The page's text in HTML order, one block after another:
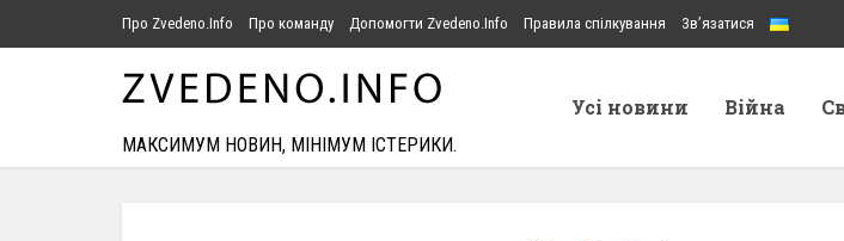
Про Zvedeno.Info Про команду Допомогти Zvedeno.Info Правила спілкування Зв’язатися
МАКСИМУМ НОВИН, МІНІМУМ ІСТЕРИКИ.
Усі новини Війна